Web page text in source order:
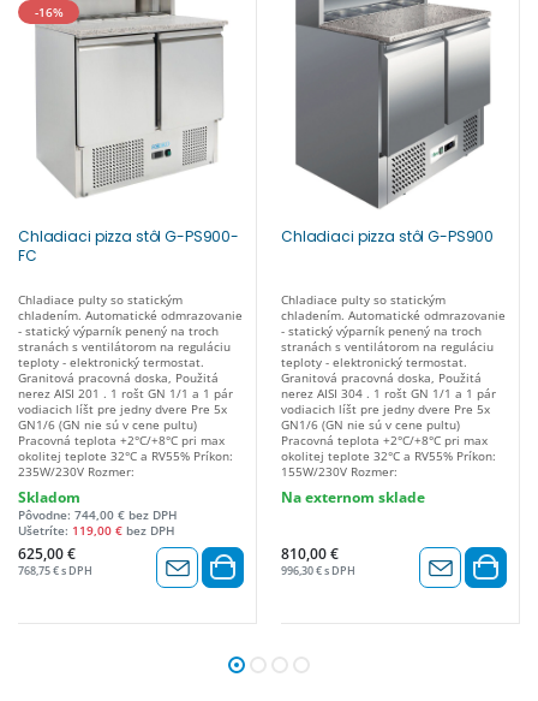
-16%
Chladiaci pizza stôl G-PS900-
FC
Chladiace pulty so statickým
chladením. Automatické odmrazovanie
- statický výparník penený na troch
stranách s ventilátorom na reguláciu
teploty - elektronický termostat.
Granitová pracovná doska, Použitá
nerez AISI 201 . 1 rošt GN 1/1 a 1 pár
vodiacich líšt pre jedny dvere Pre 5x
GN1/6 (GN nie sú v cene pultu)
Pracovná teplota +2°C/+8°C pri max
okolitej teplote 32°C a RV55% Príkon:
235W/230V Rozmer:
Skladom
Pôvodne: 744,00 € bez DPH
Ušetríte: 119,00 € bez DPH
625,00 €
768,75 € s DPH
Chladiaci pizza stôl G-PS900
Chladiace pulty so statickým
chladením. Automatické odmrazovanie
- statický výparník penený na troch
stranách s ventilátorom na reguláciu
teploty - elektronický termostat.
Granitová pracovná doska, Použitá
nerez AISI 304 . 1 rošt GN 1/1 a 1 pár
vodiacich líšt pre jedny dvere Pre 5x
GN1/6 (GN nie sú v cene pultu)
Pracovná teplota +2°C/+8°C pri max
okolitej teplote 32°C a RV55% Príkon:
155W/230V Rozmer:
Na externom sklade
810,00 €
996,30 € s DPH